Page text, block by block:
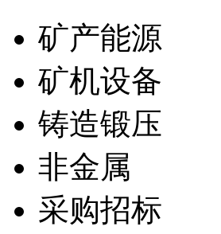
矿产能源
矿机设备
铸造锻压
非金属
采购招标